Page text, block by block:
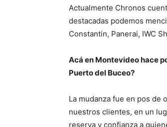
Actualmente Chronos
destacadas podemos
Constantin, Panerai, IWC
Acá en Montevideo hace
Puerto del Buceo?
La mudanza fue en pos de
nuestros clientes, en un
reserva y confianza a